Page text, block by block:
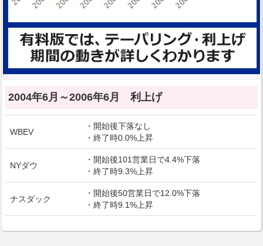
2004年6月～2006年6月 利上げ
WBEV
・開始後下落なし
・終了時0.0%上昇
NYダウ
・開始後101営業日で4.4%下落
・終了時9.3%上昇
ナスダック
・開始後50営業日で12.0%下落
・終了時9.1%上昇